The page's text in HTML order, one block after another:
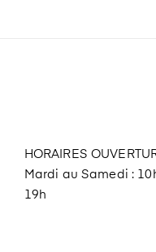
HORAIRES
Mardi au Samedi :
19h